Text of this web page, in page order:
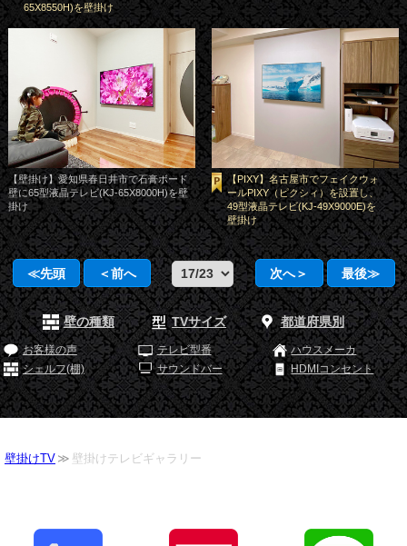
65X8550H)を壁掛け
【壁掛け】愛知県春日井市で石膏ボード
壁に65型液晶テレビ(KJ-65X8000H)を壁
掛け
【PIXY】名古屋市でフェイクウォ
ールPIXY（ピクシィ）を設置し、
49型液晶テレビ(KJ-49X9000E)を
壁掛け
≪先頭 ＜前へ 次へ＞ 最後≫
壁の種類 TVサイズ 都道府県別
お客様の声 テレビ型番
ハウスメーカ
シェルフ(棚)
サウンドバー HDMIコンセント
壁掛けTV 壁掛けテレビギャラリー